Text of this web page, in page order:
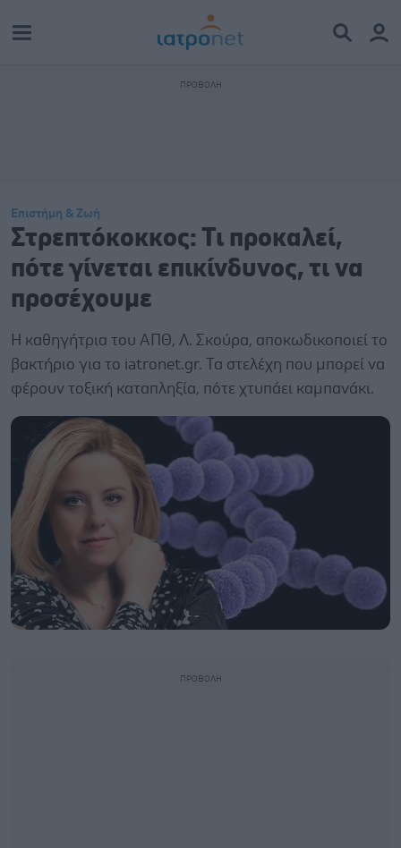
Επιστήμη & Ζωή
Στρεπτόκοκκος: Τι προκαλεί,
πότε γίνεται επικίνδυνος, τι να
προσέχουμε
Η καθηγήτρια του ΑΠΘ, Λ. Σκούρα, αποκωδικοποιεί το
βακτήριο για το iatronet.gr. Τα στελέχη που μπορεί να
φέρουν τοξική καταπληξία, πότε χτυπάει καμπανάκι.